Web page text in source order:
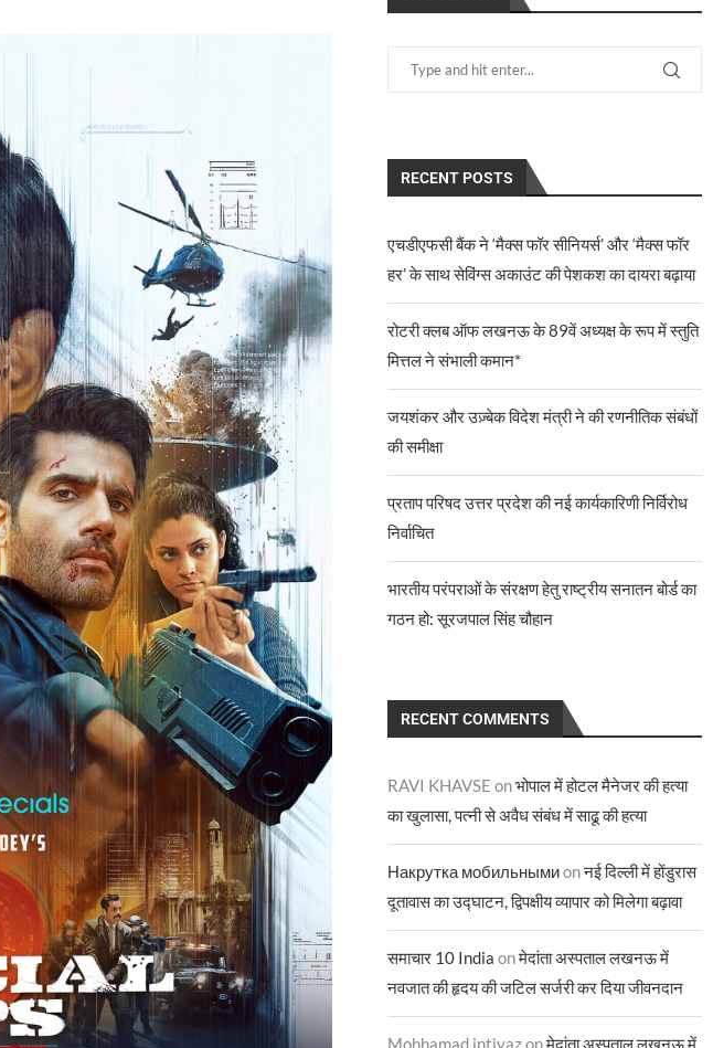
RECENT POSTS
एचडीएफसी बैंक ने ‘मैक्स फॉर सीनियर्स’ और ‘मैक्स फॉर
हर’ के साथ सेविंग्स अकाउंट की पेशकश का दायरा बढ़ाया
रोटरी क्लब ऑफ लखनऊ के 89वें अध्यक्ष के रूप में स्तुति
मित्तल ने संभाली कमान*
जयशंकर और उज़्बेक विदेश मंत्री ने की रणनीतिक संबंधों
की समीक्षा
प्रताप परिषद उत्तर प्रदेश की नई कार्यकारिणी निर्विरोध
निर्वाचित
भारतीय परंपराओं के संरक्षण हेतु राष्ट्रीय सनातन बोर्ड का
गठन हो: सूरजपाल सिंह चौहान
RECENT COMMENTS
RAVI KHAVSE onभोपाल में होटल मैनेजर की हत्या
का खुलासा, पत्नी से अवैध संबंध में साढू की हत्या
Накрутка мобильнымиonनई दिल्ली में होंडुरास
दूतावास का उद्घाटन, द्विपक्षीय व्यापार को मिलेगा बढ़ावा
समाचार 10 India onमेदांता अस्पताल लखनऊ में
नवजात की हृदय की जटिल सर्जरी कर दिया जीवनदान
Mohhamad intiyazonमेदांता अस्पताल लखनऊ में